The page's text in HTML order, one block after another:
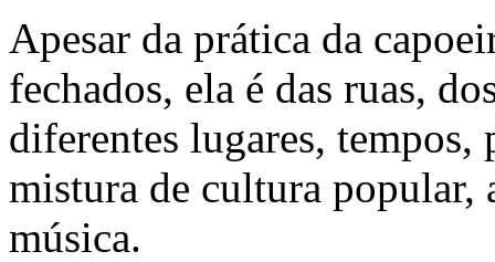
Apesar da prática da
fechados, ela é das ruas,
diferentes lugares, tempos,
mistura de cultura popular,
música.